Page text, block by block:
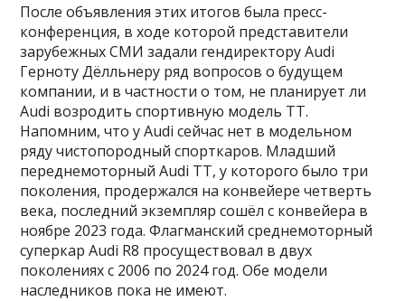
После объявления этих итогов была пресс-
конференция, в ходе которой представители
зарубежных СМИ задали гендиректору Audi
Герноту Дёлльнеру ряд вопросов о будущем
компании, и в частности о том, не планирует ли
Audi возродить спортивную модель ТТ.
Напомним, что у Audi сейчас нет в модельном
ряду чистопородный спорткаров. Младший
переднемоторный Audi ТТ, у которого было три
поколения, продержался на конвейере четверть
века, последний экземпляр сошёл с конвейера в
ноябре 2023 года. Флагманский среднемоторный
суперкар Audi R8 просуществовал в двух
поколениях с 2006 по 2024 год. Обе модели
наследников пока не имеют.